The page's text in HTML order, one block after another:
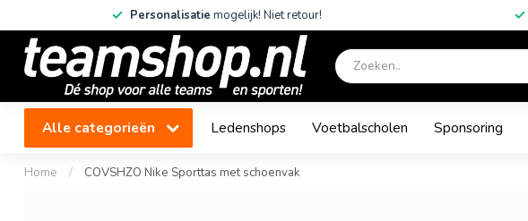
Personalisatie mogelijk! Niet retour!
Alle categorieën Ledenshops Voetbalscholen Sponsoring
Home / COVSHZO Nike Sporttas met schoenvak